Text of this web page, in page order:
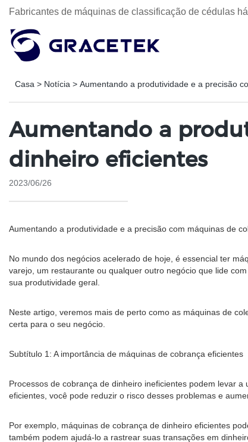
Fabricantes de máquinas de classificação de cédulas
Casa > Notícia > Aumentando a produtividade e a precisão
Aumentando a
dinheiro eficientes
2023/06/26
Aumentando a produtividade e a precisão com máquinas de
No mundo dos negócios acelerado de hoje, é essencial ter
varejo, um restaurante ou qualquer outro negócio que lide
sua produtividade geral.
Neste artigo, veremos mais de perto como as máquinas de
certa para o seu negócio.
Subtítulo 1: A importância de máquinas de cobrança eficientes
Processos de cobrança de dinheiro ineficientes podem levar
eficientes, você pode reduzir o risco desses problemas e
Por exemplo, máquinas de cobrança de dinheiro eficientes
também podem ajudá-lo a rastrear suas transações em